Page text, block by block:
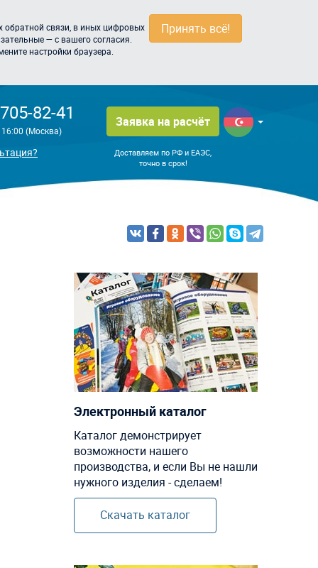
Принять всё!
связи, в иных цифровых
— с вашего согласия.
настройки браузера.
82-41
(Москва)
Заявка на расчёт
Доставляем по РФ и ЕАЭС,
точно в срок!
Электронный каталог
Каталог демонстрирует
возможности нашего
производства, и если Вы не нашли
нужного изделия - сделаем!
Скачать каталог